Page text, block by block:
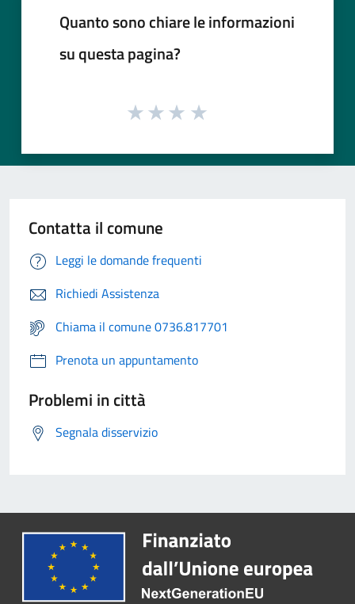
Quanto sono chiare le informazioni
su questa pagina?
Contatta il comune
Leggi le domande frequenti
Richiedi Assistenza
Chiama il comune 0736.817701
Prenota un appuntamento
Problemi in città
Segnala disservizio